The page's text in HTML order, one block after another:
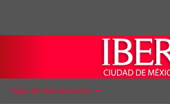
Tipo de documento